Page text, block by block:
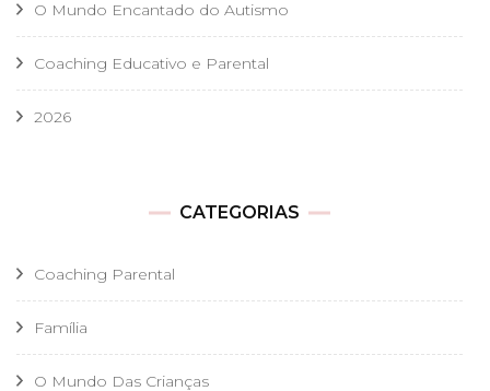
O Mundo Encantado do Autismo
Coaching Educativo e Parental
2026
CATEGORIAS
Coaching Parental
Família
O Mundo Das Crianças